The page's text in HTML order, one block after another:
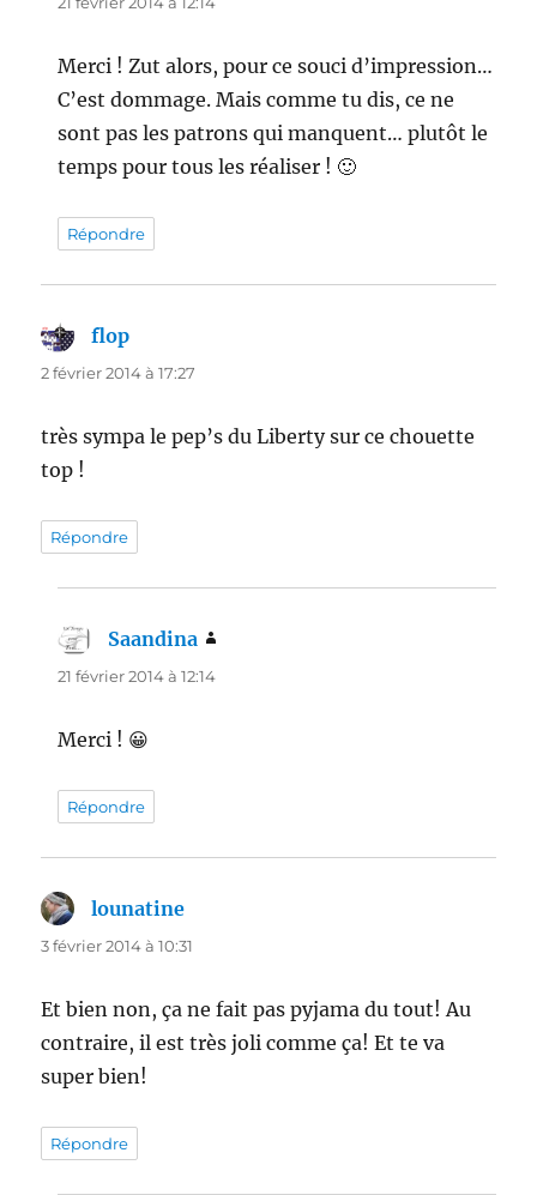
Merci ! Zut alors, pour ce souci d’impression…
C’est dommage. Mais comme tu dis, ce ne
sont pas les patrons qui manquent… plutôt le
temps pour tous les réaliser ! 🙂
Répondre
flop
2 février 2014 à 17:27
très sympa le pep’s du Liberty sur ce chouette
top !
Répondre
Saandina
21 février 2014 à 12:14
Merci ! 😀
Répondre
lounatine
3 février 2014 à 10:31
Et bien non, ça ne fait pas pyjama du tout! Au
contraire, il est très joli comme ça! Et te va
super bien!
Répondre